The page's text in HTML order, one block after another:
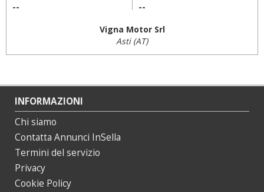
-- --
Vigna Motor Srl
Asti (AT)
INFORMAZIONI
Chi siamo
Contatta Annunci InSella
Termini del servizio
Privacy
Cookie Policy